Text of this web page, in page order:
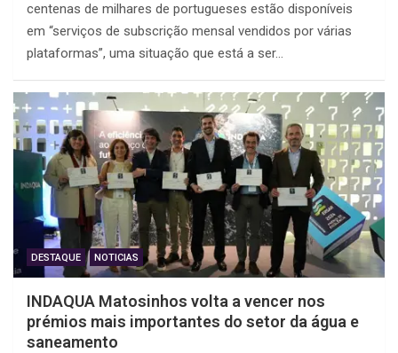
centenas de milhares de portugueses estão disponíveis
em “serviços de subscrição mensal vendidos por várias
plataformas”, uma situação que está a ser…
DESTAQUE NOTICIAS
INDAQUA Matosinhos volta a vencer nos
prémios mais importantes do setor da água e
saneamento